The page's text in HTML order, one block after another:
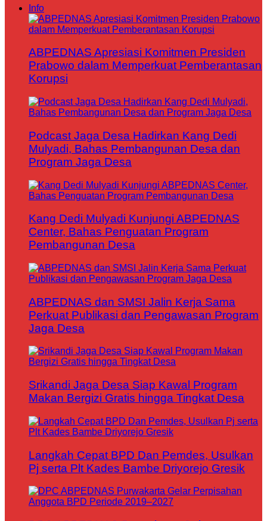
Info
ABPEDNAS Apresiasi Komitmen Presiden
Prabowo dalam Memperkuat Pemberantasan
Korupsi
Podcast Jaga Desa Hadirkan Kang Dedi
Mulyadi, Bahas Pembangunan Desa dan
Program Jaga Desa
Kang Dedi Mulyadi Kunjungi ABPEDNAS
Center, Bahas Penguatan Program
Pembangunan Desa
ABPEDNAS dan SMSI Jalin Kerja Sama
Perkuat Publikasi dan Pengawasan Program
Jaga Desa
Srikandi Jaga Desa Siap Kawal Program
Makan Bergizi Gratis hingga Tingkat Desa
Langkah Cepat BPD Dan Pemdes, Usulkan
Pj serta Plt Kades Bambe Driyorejo Gresik